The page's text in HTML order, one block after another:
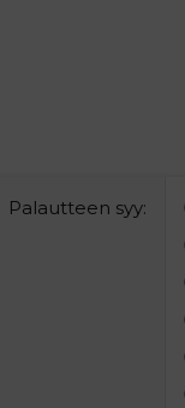
Palautteen syy